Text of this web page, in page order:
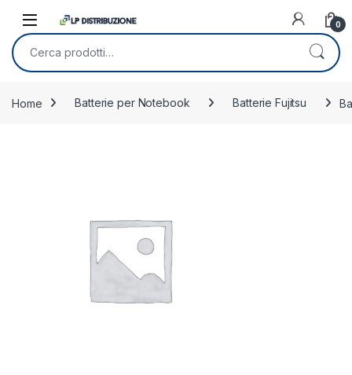
0
Cerca:
Home Batterie per Notebook Batterie Fujitsu